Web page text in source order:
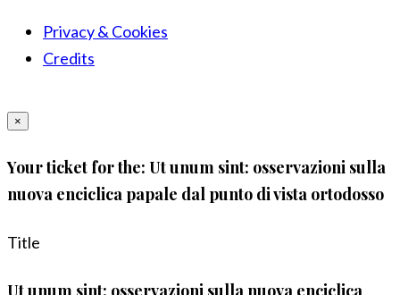
Privacy & Cookies
Credits
×
Your ticket for the: Ut unum sint: osservazioni sulla
nuova enciclica papale dal punto di vista ortodosso
Title
Ut unum sint: osservazioni sulla nuova enciclica